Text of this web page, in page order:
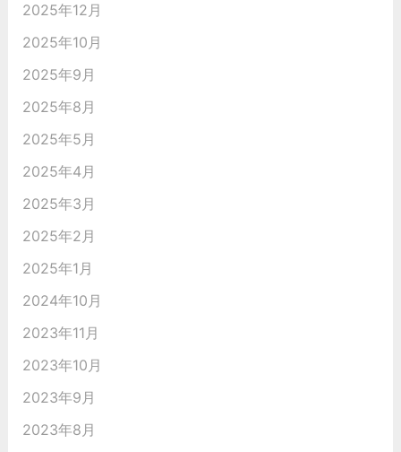
2025年12月
2025年10月
2025年9月
2025年8月
2025年5月
2025年4月
2025年3月
2025年2月
2025年1月
2024年10月
2023年11月
2023年10月
2023年9月
2023年8月